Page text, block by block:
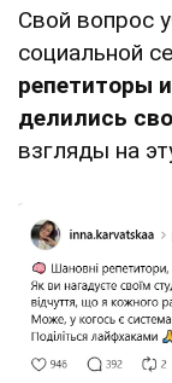
Свой вопрос
социальной
репетиторы
делились
взгляды на